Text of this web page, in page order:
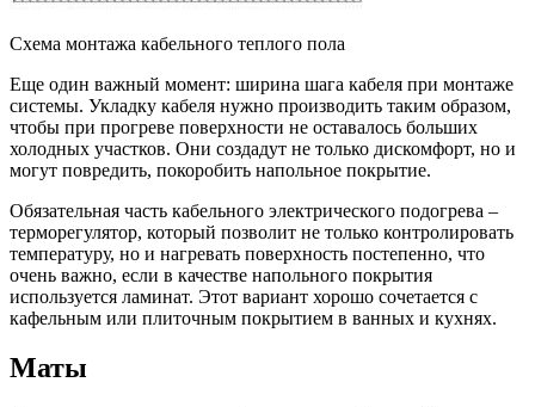
Схема монтажа кабельного теплого пола
Еще один важный момент: ширина шага кабеля при монтаже
системы. Укладку кабеля нужно производить таким образом,
чтобы при прогреве поверхности не оставалось больших
холодных участков. Они создадут не только дискомфорт, но и
могут повредить, покоробить напольное покрытие.
Обязательная часть кабельного электрического подогрева –
терморегулятор, который позволит не только контролировать
температуру, но и нагревать поверхность постепенно, что
очень важно, если в качестве напольного покрытия
используется ламинат. Этот вариант хорошо сочетается с
кафельным или плиточным покрытием в ванных и кухнях.
Маты